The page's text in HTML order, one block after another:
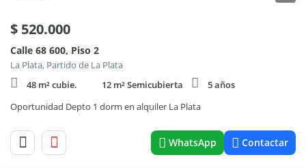
$ 520.000
Calle 68 600, Piso 2
La Plata, Partido de La Plata
48 m² cubie.
12 m² Semicubierta
5 años
Oportunidad Depto 1 dorm en alquiler La Plata
WhatsApp Contactar